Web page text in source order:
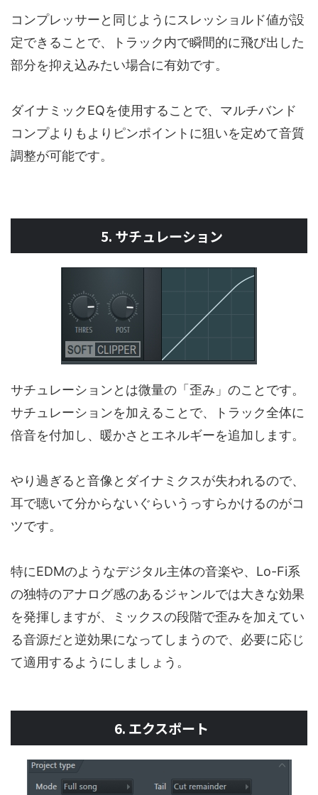
コンプレッサーと同じようにスレッショルド値が設
定できることで、トラック内で瞬間的に飛び出した
部分を抑え込みたい場合に有効です。
ダイナミックEQを使用することで、マルチバンド
コンプよりもよりピンポイントに狙いを定めて音質
調整が可能です。
5. サチュレーション
サチュレーションとは微量の「歪み」のことです。
サチュレーションを加えることで、トラック全体に
倍音を付加し、暖かさとエネルギーを追加します。
やり過ぎると音像とダイナミクスが失われるので、
耳で聴いて分からないぐらいうっすらかけるのがコ
ツです。
特にEDMのようなデジタル主体の音楽や、Lo-Fi系
の独特のアナログ感のあるジャンルでは大きな効果
を発揮しますが、ミックスの段階で歪みを加えてい
る音源だと逆効果になってしまうので、必要に応じ
て適用するようにしましょう。
6. エクスポート